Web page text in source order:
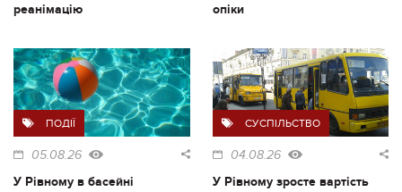
реанімацію
опіки
ПОДІЇ
05.08.26
У Рівному в басейні
СУСПІЛЬСТВО
04.08.26
У Рівному зросте вартість